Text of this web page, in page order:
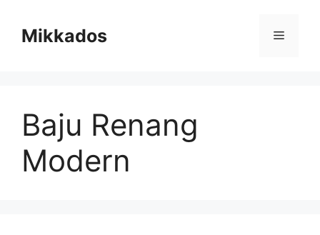
contentMikkados Menu
Baju Renang
Modern